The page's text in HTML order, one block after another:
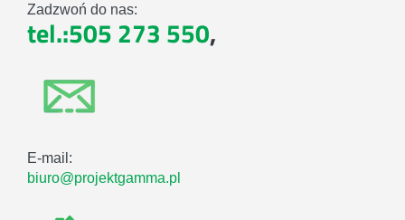
Zadzwoń do nas:
tel.:505 273 550,
E-mail:
biuro@projektgamma.pl